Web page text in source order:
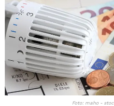
Foto: maho -